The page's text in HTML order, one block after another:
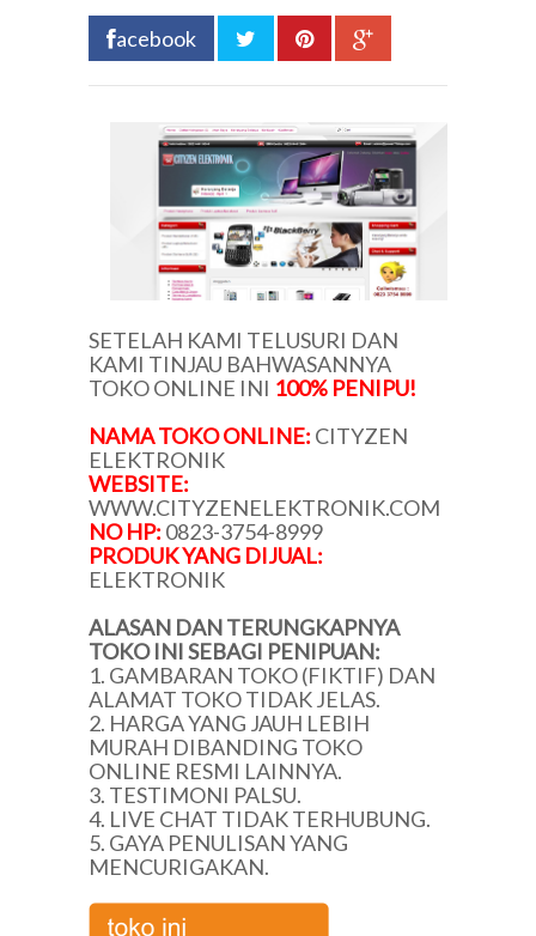
acebook
SETELAH KAMI TELUSURI DAN
KAMI TINJAU BAHWASANNYA
TOKO ONLINE INI 100% PENIPU!
NAMA TOKO ONLINE: CITYZEN
ELEKTRONIK
WEBSITE:
WWW.CITYZENELEKTRONIK.COM
NO HP: 0823-3754-8999
PRODUK YANG DIJUAL:
ELEKTRONIK
ALASAN DAN TERUNGKAPNYA
TOKO INI SEBAGI PENIPUAN:
1. GAMBARAN TOKO (FIKTIF) DAN
ALAMAT TOKO TIDAK JELAS.
2. HARGA YANG JAUH LEBIH
MURAH DIBANDING TOKO
ONLINE RESMI LAINNYA.
3. TESTIMONI PALSU.
4. LIVE CHAT TIDAK TERHUBUNG.
5. GAYA PENULISAN YANG
MENCURIGAKAN.